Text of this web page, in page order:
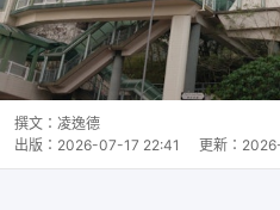
撰文： 凌逸德
出版： 2026-07-17 22:41 更新：